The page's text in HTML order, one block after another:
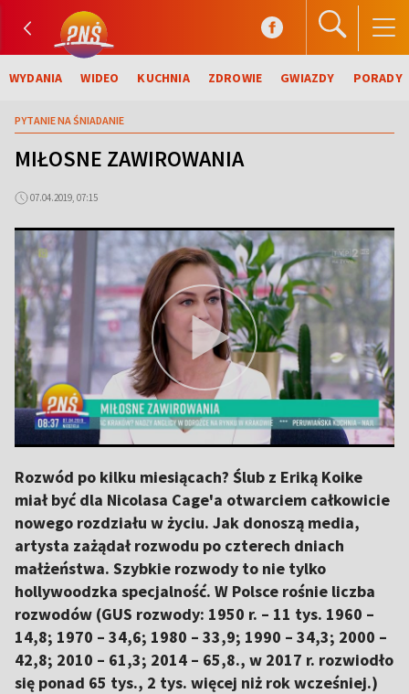
WYDANIA WIDEO KUCHNIA ZDROWIE GWIAZDY PORADY
PYTANIE NA ŚNIADANIE
MIŁOSNE ZAWIROWANIA
07.04.2019, 07:15
Rozwód po kilku miesiącach? Ślub z Eriką Koike
miał być dla Nicolasa Cage'a otwarciem całkowicie
nowego rozdziału w życiu. Jak donoszą media,
artysta zażądał rozwodu po czterech dniach
małżeństwa. Szybkie rozwody to nie tylko
hollywoodzka specjalność. W Polsce rośnie liczba
rozwodów (GUS rozwody: 1950 r. – 11 tys. 1960 –
14,8; 1970 – 34,6; 1980 – 33,9; 1990 – 34,3; 2000 –
42,8; 2010 – 61,3; 2014 – 65,8., w 2017 r. rozwiodło
się ponad 65 tys., 2 tys. więcej niż rok wcześniej.)